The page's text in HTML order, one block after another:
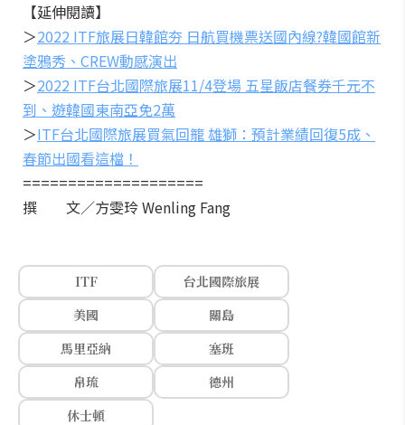
【延伸閱讀】
＞2022 ITF旅展日韓館夯 日航買機票送國內線?韓國館新
塗鴉秀、CREW動感演出
＞2022 ITF台北國際旅展11/4登場 五星飯店餐券千元不
到、遊韓國東南亞免2萬
＞ITF台北國際旅展買氣回籠 雄獅：預計業績回復5成、
春節出國看這檔！
====================
撰 文／方雯玲 Wenling Fang
ITF
台北國際旅展
美國
關島
馬里亞納
塞班
帛琉
德州
休士頓